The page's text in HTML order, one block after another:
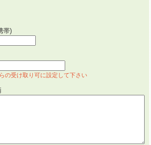
帯)
の受け取り可に設定して下さい